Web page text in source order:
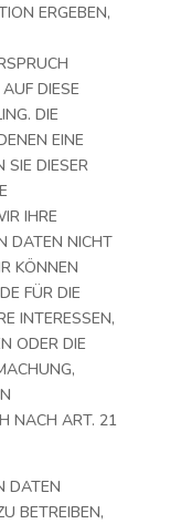
ERGEBEN,
DIESE
DIE
EINE
SIE DIESER
IHRE
DATEN NICHT
KÖNNEN
FÜR DIE
INTERESSEN,
ODER DIE
NACH ART. 21
DATEN
BETREIBEN,